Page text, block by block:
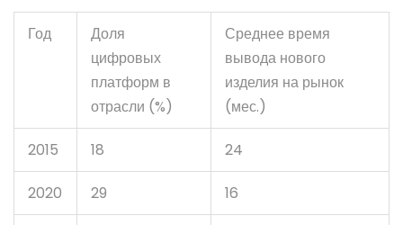
Год
Доля
цифровых
платформ в
отрасли (%)
Среднее время
вывода нового
изделия на рынок
(мес.)
2015 18 24
2020 29 16